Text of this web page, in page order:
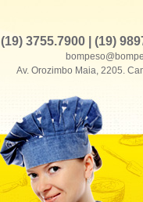
(19) 3755.7900 | (19)
Av. Orozimbo Maia, 2205.